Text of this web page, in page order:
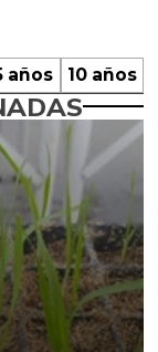
años 10 años